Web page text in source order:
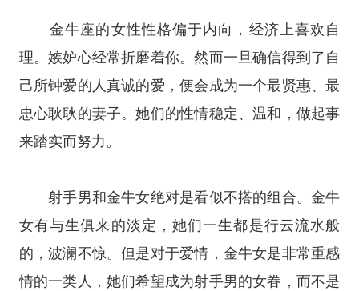
金牛座的女性性格偏于内向，经济上喜欢自
理。嫉妒心经常折磨着你。然而一旦确信得到了自
己所钟爱的人真诚的爱，便会成为一个最贤惠、最
忠心耿耿的妻子。她们的性情稳定、温和，做起事
来踏实而努力。
射手男和金牛女绝对是看似不搭的组合。金牛
女有与生俱来的淡定，她们一生都是行云流水般
的，波澜不惊。但是对于爱情，金牛女是非常重感
情的一类人，她们希望成为射手男的女眷，而不是